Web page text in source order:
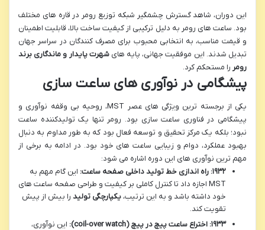
این دوران، شاهد گسترش چشمگیر شبکه توزیع رومر در قاره های مختلف
بود. ساعت های رومر به دلیل ترکیبی از کیفیت ساخت بالا، قابلیت اطمینان
و قیمت مناسب، به انتخابی محبوب برای مصرف کنندگان در سراسر جهان
تبدیل شدند. این موفقیت جهانی، پایه هایشهرت پایدار و ماندگاری برند
رومر را مستحکم کرد.
پیشگامی در نوآوری های ساعت سازی
یکی از برجسته ترین ویژگی های عصر MST، روحیه بی وقفه نوآوری و
پیشگامی در فناوری ساعت سازی بود. رومر تنها یک تولیدکننده ساعت
نبود؛ بلکه یک مرکز تحقیق و توسعه فعال بود که به طور مداوم به دنبال
بهبود عملکرد، دوام و زیبایی ساعت های خود بود. در ادامه به برخی از
مهم ترین نوآوری های این دوره اشاره می شود:
۱۹۳۲: راه اندازی خط تولید داخلی صفحه ساعت:
این گام مهم به
MST اجازه داد تا کنترل کاملی بر کیفیت و طراحی صفحه ساعت های
خود داشته باشد و به این ترتیب،یکپارچگی تولید را بیش از پیش
تقویت کند.
۱۹۳۳: اختراع ساعت پیچ در پیچ (coil-over watch):
این نوآوری،